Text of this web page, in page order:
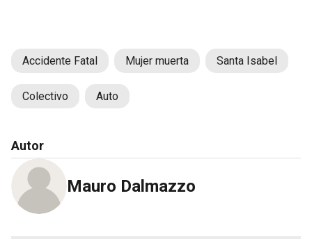
Accidente Fatal Mujer muerta Santa Isabel
Colectivo Auto
Autor
Mauro Dalmazzo